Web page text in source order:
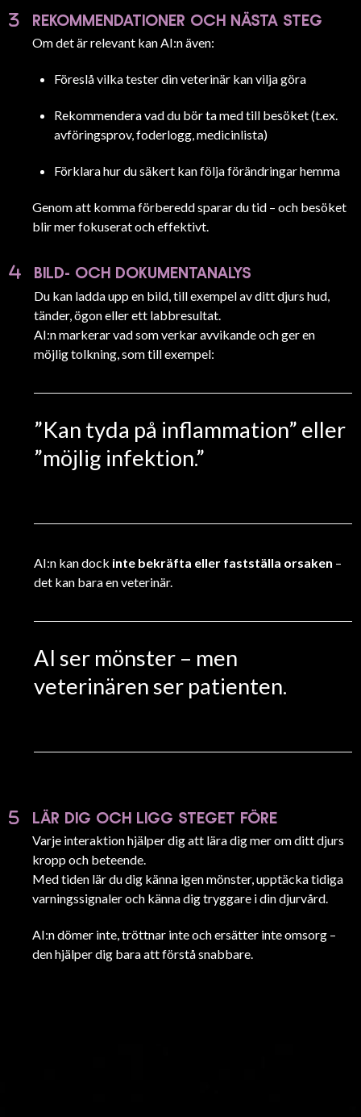
REKOMMENDATIONER OCH NÄSTA STEG
Om det är relevant kan AI:n även:
Föreslå vilka tester din veterinär kan vilja göra
Rekommendera vad du bör ta med till besöket (t.ex.
avföringsprov, foderlogg, medicinlista)
Förklara hur du säkert kan följa förändringar hemma
Genom att komma förberedd sparar du tid – och besöket
blir mer fokuserat och effektivt.
BILD- OCH DOKUMENTANALYS
Du kan ladda upp en bild, till exempel av ditt djurs hud,
tänder, ögon eller ett labbresultat.
AI:n markerar vad som verkar avvikande och ger en
möjlig tolkning, som till exempel:
”Kan tyda på inflammation” eller
”möjlig infektion.”
AI:n kan dock inte bekräfta eller fastställa orsaken –
det kan bara en veterinär.
AI ser mönster – men
veterinären ser patienten.
LÄR DIG OCH LIGG STEGET FÖRE
Varje interaktion hjälper dig att lära dig mer om ditt djurs
kropp och beteende.
Med tiden lär du dig känna igen mönster, upptäcka tidiga
varningssignaler och känna dig tryggare i din djurvård.
AI:n dömer inte, tröttnar inte och ersätter inte omsorg –
den hjälper dig bara att förstå snabbare.